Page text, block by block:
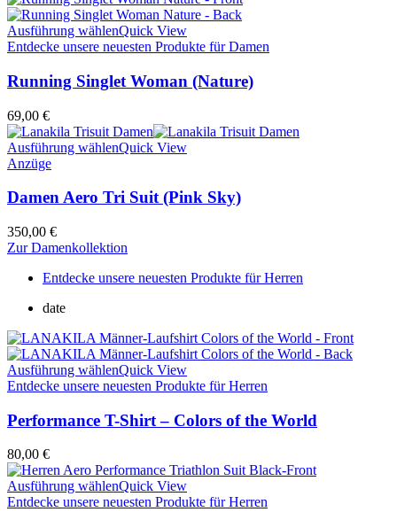
Ausführung wählenQuick View
Entdecke unsere neuesten Produkte für Damen
Running Singlet Woman (Nature)
69,00 €
Ausführung wählenQuick View
Anzüge
Damen Aero Tri Suit (Pink Sky)
350,00 €
Zur Damenkollektion
Entdecke unsere neuesten Produkte für Herren
date
Ausführung wählenQuick View
Entdecke unsere neuesten Produkte für Herren
Performance T-Shirt – Colors of the World
80,00 €
Ausführung wählenQuick View
Entdecke unsere neuesten Produkte für Herren